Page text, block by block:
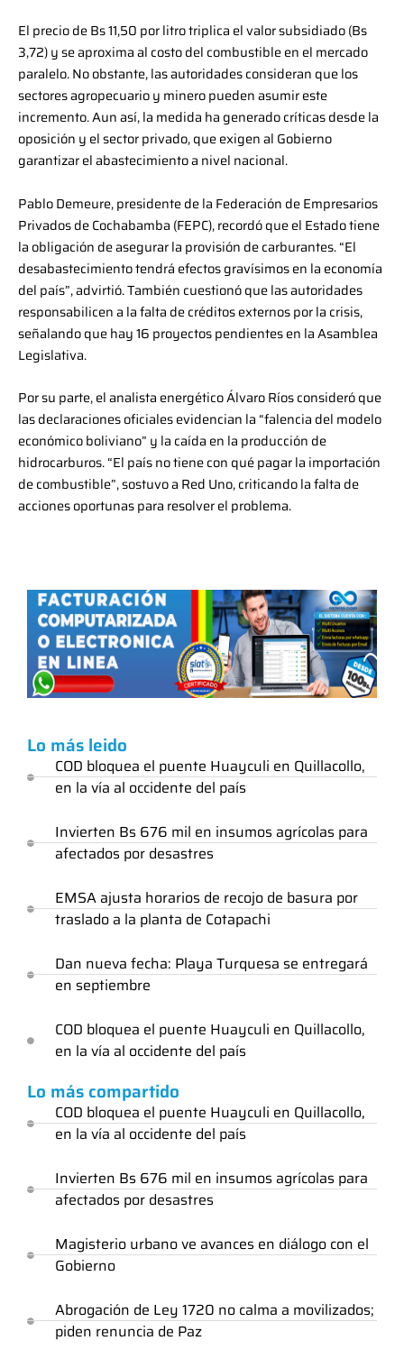
El precio de Bs 11,50 por litro triplica el valor subsidiado (Bs
3,72) y se aproxima al costo del combustible en el mercado
paralelo. No obstante, las autoridades consideran que los
sectores agropecuario y minero pueden asumir este
incremento. Aun así, la medida ha generado críticas desde la
oposición y el sector privado, que exigen al Gobierno
garantizar el abastecimiento a nivel nacional.
Pablo Demeure, presidente de la Federación de Empresarios
Privados de Cochabamba (FEPC), recordó que el Estado tiene
la obligación de asegurar la provisión de carburantes. “El
desabastecimiento tendrá efectos gravísimos en la economía
del país”, advirtió. También cuestionó que las autoridades
responsabilicen a la falta de créditos externos por la crisis,
señalando que hay 16 proyectos pendientes en la Asamblea
Legislativa.
Por su parte, el analista energético Álvaro Ríos consideró que
las declaraciones oficiales evidencian la “falencia del modelo
económico boliviano” y la caída en la producción de
hidrocarburos. “El país no tiene con qué pagar la importación
de combustible”, sostuvo a Red Uno, criticando la falta de
acciones oportunas para resolver el problema.
Lo más leido
COD bloquea el puente Huayculi en Quillacollo,
en la vía al occidente del país
Invierten Bs 676 mil en insumos agrícolas para
afectados por desastres
EMSA ajusta horarios de recojo de basura por
traslado a la planta de Cotapachi
Dan nueva fecha: Playa Turquesa se entregará
en septiembre
COD bloquea el puente Huayculi en Quillacollo,
en la vía al occidente del país
Lo más compartido
COD bloquea el puente Huayculi en Quillacollo,
en la vía al occidente del país
Invierten Bs 676 mil en insumos agrícolas para
afectados por desastres
Magisterio urbano ve avances en diálogo con el
Gobierno
Abrogación de Ley 1720 no calma a movilizados;
piden renuncia de Paz